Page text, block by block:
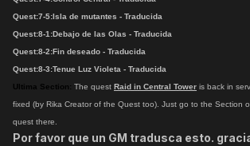
Quest:7-5:Isla de mutantes - Traducida
Quest:8-1:Debajo de las Olas - Traducida
Quest:8-2:Fin deseado - Traducida
Quest:8-3:Tenue Luz Violeta - Traducida
Ultima Section: The quest Raid in Central Tower is back in
fixed (by Rika Creator of the Quest too). Just go to the Section
quest there.
Por favor que un GM tradusca esto.